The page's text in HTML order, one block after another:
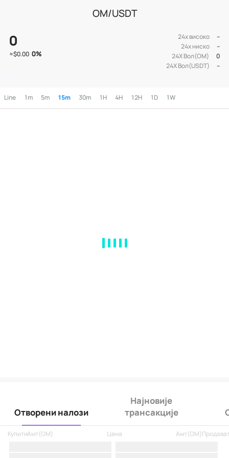
OM/USDT
0
≈$0.00 0%
24х високо
--
24х ниско
--
24Х Вол(OM)
0
24Х Вол(USDT)
--
Line 1m 5m 15m 30m 1H 4H 12H 1D 1W
Отворени налози
Најновије
трансакције
КупитиАмт (OM) Цена Амт (OM)